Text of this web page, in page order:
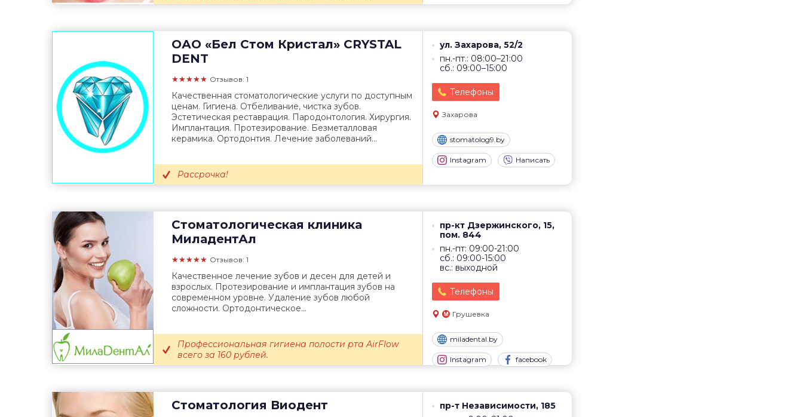
ОАО «Бел Стом Кристал» CRYSTAL
DENT
★★★★★ Отзывов: 1
ул. Захарова, 52/2
пн.-пт.: 08:00–21:00
сб.: 09:00–15:00
Телефоны
Захарова
stomatolog9.by
Instagram Написать
Качественная стоматологические услуги по доступным
ценам. Гигиена. Отбеливание, чистка зубов.
Эстетическая реставрация. Пародонтология. Хирургия.
Имплантация. Протезирование. Безметалловая
керамика. Ортодонтия. Лечение заболеваний...
Рассрочка!
Стоматологическая клиника
МиладентАл
★★★★★ Отзывов: 1
пр-кт Дзержинского, 15,
пом. 844
пн.-пт: 09:00-21:00
сб.: 09:00-15:00
вс.: выходной
Телефоны
Грушевка
miladental.by
Instagram facebook
Качественное лечение зубов и десен для детей и
взрослых. Протезирование и имплантация зубов на
современном уровне. Удаление зубов любой
сложности. Ортодонтическое...
Профессиональная гигиена полости рта AirFlow
всего за 160 рублей.
Стоматология Виодент
пр-т Независимости, 185